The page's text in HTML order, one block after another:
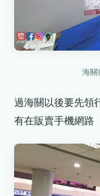
海關
過海關以後要先領
有在販賣手機網路